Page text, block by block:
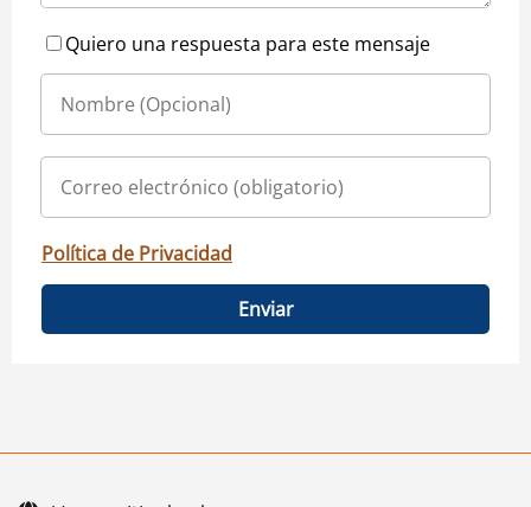
Quiero una respuesta para este mensaje
Política de Privacidad
Enviar